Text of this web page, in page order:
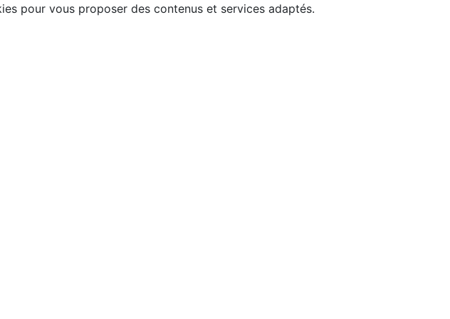
pour vous proposer des contenus et services adaptés.